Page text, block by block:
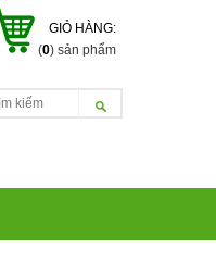
GIỎ HÀNG:
(0) sản phẩm